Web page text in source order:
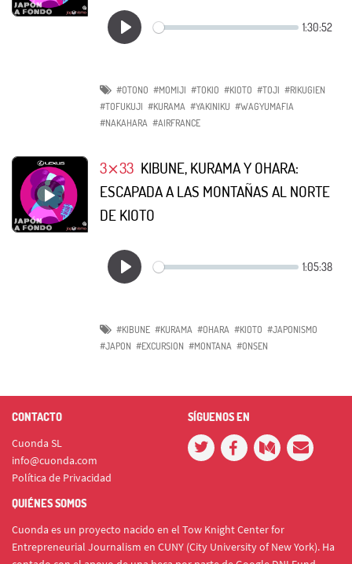
#OTONO #MOMIJI #TOKIO #KIOTO #TOJI #RIKUGIEN
#TOFUKUJI #KURAMA #YAKINIKU #WAGYUMAFIA
#NAKAHARA #AIRFRANCE
3⨯33 KIBUNE, KURAMA Y OHARA:
ESCAPADA A LAS MONTAÑAS AL NORTE
DE KIOTO
#KIBUNE #KURAMA #OHARA #KIOTO #JAPONISMO
#JAPON #EXCURSION #MONTANA #ONSEN
CONTACTO
Cuonda SL
info@cuonda.com
Política de Privacidad
SÍGUENOS EN
QUIÉNES SOMOS
Cuonda es un proyecto nacido en el Tow Knight Center for
Entrepreneurial Journalism en CUNY (City University of New York). Ha